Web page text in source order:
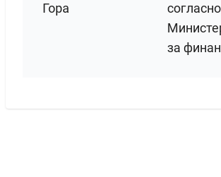
Гора
за